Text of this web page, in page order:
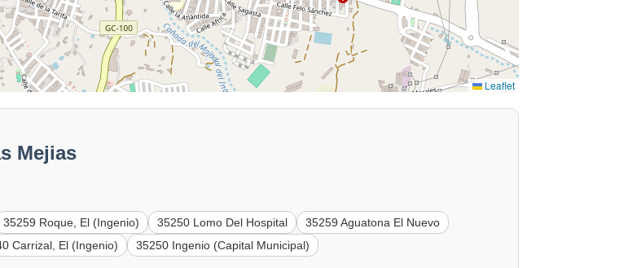
Leaflet
Mejias
35259 Roque, El (Ingenio) 35250 Lomo Del Hospital
35259 Aguatona El Nuevo
Carrizal, El (Ingenio) 35250 Ingenio (Capital Municipal)